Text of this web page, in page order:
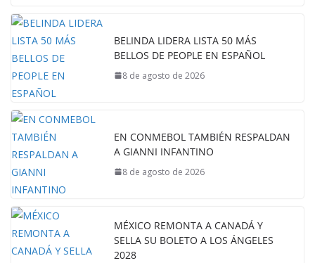
BELINDA LIDERA LISTA 50 MÁS
BELLOS DE PEOPLE EN ESPAÑOL
8 de agosto de 2026
EN CONMEBOL TAMBIÉN RESPALDAN
A GIANNI INFANTINO
8 de agosto de 2026
MÉXICO REMONTA A CANADÁ Y
SELLA SU BOLETO A LOS ÁNGELES
2028